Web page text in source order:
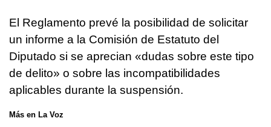
El Reglamento prevé la posibilidad de solicitar
un informe a la Comisión de Estatuto del
Diputado si se aprecian «dudas sobre este tipo
de delito» o sobre las incompatibilidades
aplicables durante la suspensión.
Más en La Voz